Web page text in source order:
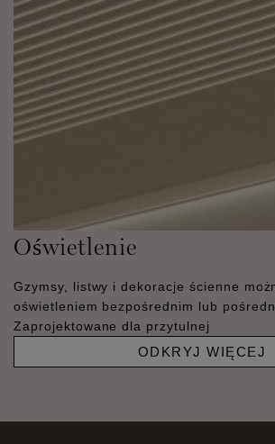
Oświetlenie
Gzymsy, listwy i dekoracje ścienne
oświetleniem bezpośrednim lub
Zaprojektowane dla przytulnej
ODKRYJ WIĘCEJ